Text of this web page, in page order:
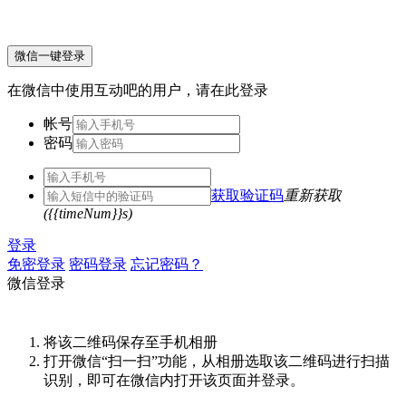
微信一键登录
在微信中使用互动吧的用户，请在此登录
帐号
密码
获取验证码重新获取
({{timeNum}}s)
登录
免密登录 密码登录 忘记密码？
微信登录
将该二维码保存至手机相册
打开微信“扫一扫”功能，从相册选取该二维码进行扫描
识别，即可在微信内打开该页面并登录。